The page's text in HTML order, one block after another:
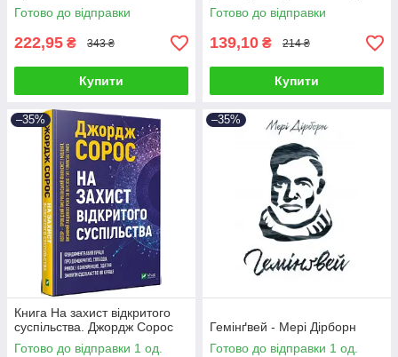
Готово до відправки
222,95 ₴ 343 ₴
Купити
Готово до відправки
139,10 ₴ 214 ₴
Купити
–35%
Книга На захист відкритого
суспільства. Джордж Сорос
Готово до відправки 1 од.
–35%
Гемінґвей - Мері Дірборн
Готово до відправки 1 од.